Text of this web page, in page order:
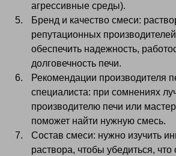
агрессивные среды).
Бренд и качество смеси:
репутационных
обеспечить надежность,
долговечность печи.
Рекомендации производителя
специалиста: при сомнениях
производителю печи или
поможет найти нужную смесь.
Состав смеси: нужно изучить
раствора, чтобы убедиться, что